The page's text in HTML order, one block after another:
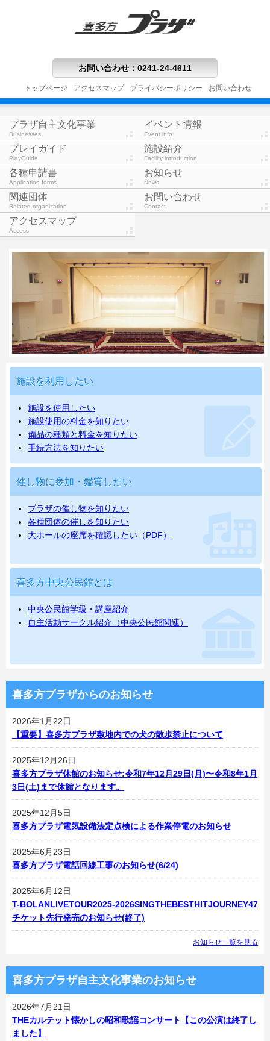
お問い合わせ ： 0241-24-4611
トップページ アクセスマップ プライバシーポリシー お問い合わせ
プラザ自主文化事業
Businesses
イベント情報
Event info
プレイガイド
PlayGuide
施設紹介
Facility introduction
各種申請書
Application forms
お知らせ
News
関連団体
Related organization
お問い合わせ
Contact
アクセスマップ
Access
施設を利用したい
施設を使用したい
施設使用の料金を知りたい
備品の種類と料金を知りたい
手続方法を知りたい
催し物に参加・鑑賞したい
プラザの催し物を知りたい
各種団体の催しを知りたい
大ホールの座席を確認したい（PDF）
喜多方中央公民館とは
中央公民館学級・講座紹介
自主活動サークル紹介（中央公民館関連）
喜多方プラザからのお知らせ
2026年1月22日
【重要】喜多方プラザ敷地内での犬の散歩禁止について
2025年12月26日
喜多方プラザ休館のお知らせ:令和7年12月29日(月)〜令和8年1月
3日(土)まで休館となります。
2025年12月5日
喜多方プラザ電気設備法定点検による作業停電のお知らせ
2025年6月23日
喜多方プラザ電話回線工事のお知らせ(6/24)
2025年6月12日
T-BOLANLIVETOUR2025-2026SINGTHEBESTHITJOURNEY47
チケット先行発売のお知らせ(終了)
お知らせ一覧を見る
喜多方プラザ自主文化事業のお知らせ
2026年7月21日
THEカルテット懐かしの昭和歌謡コンサート【この公演は終了し
ました】